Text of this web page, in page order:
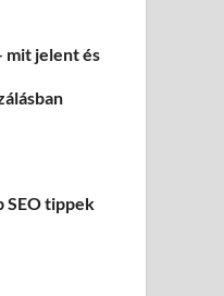
mit jelent és
SEO tippek